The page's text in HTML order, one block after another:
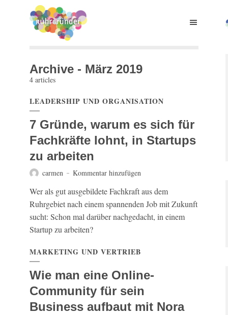
Archive - März 2019
4 articles
LEADERSHIP UND ORGANISATION
7 Gründe, warum es sich für
Fachkräfte lohnt, in Startups
zu arbeiten
carmen Kommentar hinzufügen
Wer als gut ausgebildete Fachkraft aus dem
Ruhrgebiet nach einem spannenden Job mit Zukunft
sucht: Schon mal darüber nachgedacht, in einem
Startup zu arbeiten?
MARKETING UND VERTRIEB
Wie man eine Online-
Community für sein
Business aufbaut mit Nora